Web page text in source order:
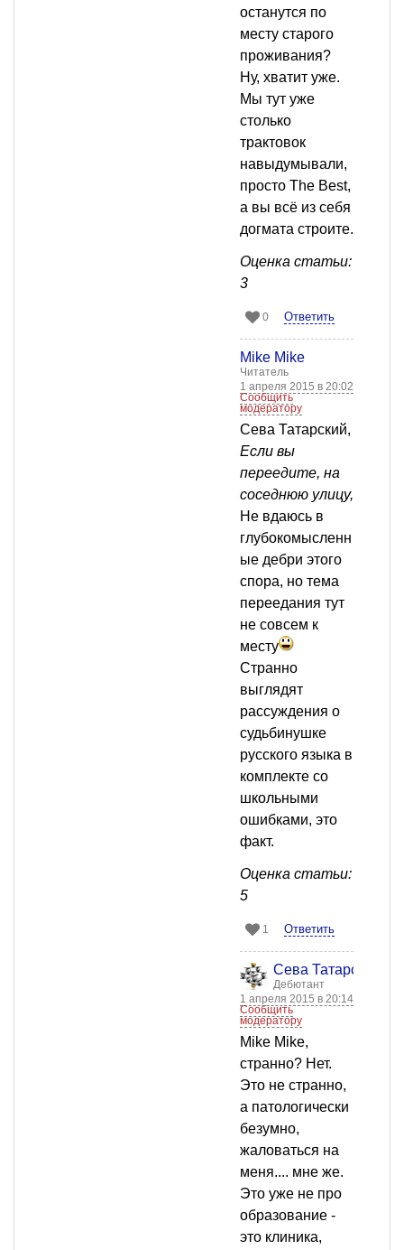
останутся по
месту старого
проживания?
Ну, хватит уже.
Мы тут уже
столько
трактовок
навыдумывали,
просто The Best,
а вы всё из себя
догмата строите.
Оценка статьи:
3
0 Ответить
Mike Mike
Читатель
1 апреля 2015 в 20:02
Сообщить
модератору
Сева Татарский,
Если вы
переедите, на
соседнюю улицу,
Не вдаюсь в
глубокомысленн
ые дебри этого
спора, но тема
переедания тут
не совсем к
месту
Странно
выглядят
рассуждения о
судьбинушке
русского языка в
комплекте со
школьными
ошибками, это
факт.
Оценка статьи:
5
1 Ответить
Сева Татарский
Дебютант
1 апреля 2015 в 20:14
Сообщить
модератору
Mike Mike,
странно? Нет.
Это не странно,
а патологически
безумно,
жаловаться на
меня.... мне же.
Это уже не про
образование -
это клиника,